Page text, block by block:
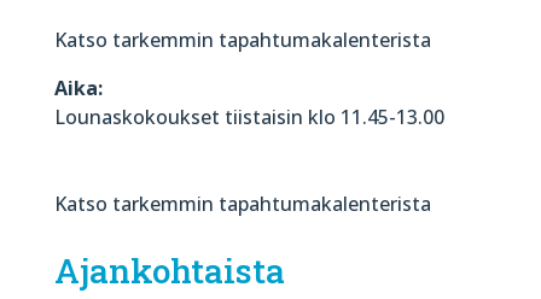
Katso tarkemmin tapahtumakalenterista
Aika:
Lounaskokoukset tiistaisin klo 11.45-13.00
Katso tarkemmin tapahtumakalenterista
Ajankohtaista